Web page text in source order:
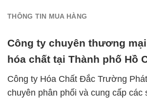
THÔNG TIN MUA HÀNG
Công ty chuyên thương
hóa chất tại Thành phố Hồ
Công ty Hóa Chất Đắc Trường
chuyên phân phối và cung cấp các